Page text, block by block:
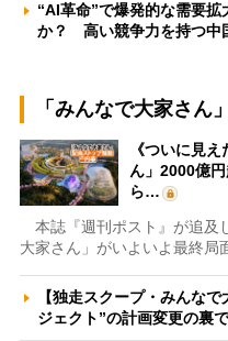
“AI革命”で爆発的な需要
か？ 高い競争力を持つ中
「みんなで大家さん
《ついに見
ん」2000億
ら…
本誌『週刊ポスト』が追及
大家さん」がいよいよ最終局
【独走スクープ・みんな
ジェクト”の計画変更の裏